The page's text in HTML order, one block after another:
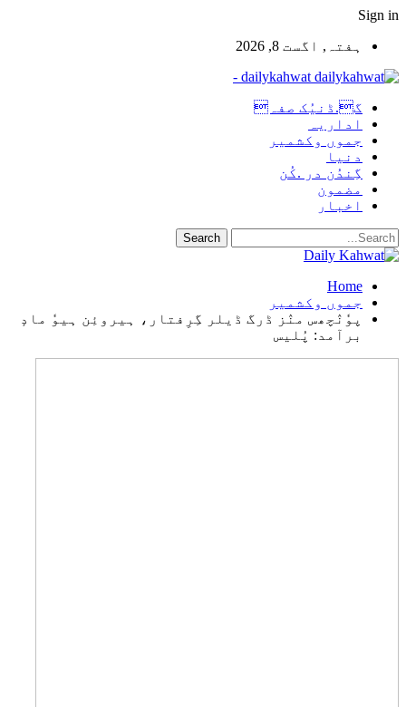
Sign in
ہفتہ, اگست 8, 2026
dailykahwat -
گ.ڈنیُک صفہ
اداریہ
جموں وکشمیر
دنیا
گِندُن در .کُن
مضمون
اخبار
Home
جموں وکشمیر
پوٗنٛچھس منٛز ڈرگ ڈیلر گِرِفتار، ہیروئِن ہیوٗ مادٕ
برآمد: پُلیس